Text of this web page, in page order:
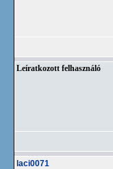
Leíratkozott felhasználó
laci0071